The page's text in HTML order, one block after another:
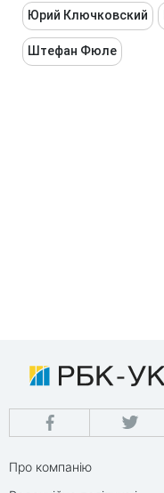
Юрий Ключковский
Штефан Фюле
Про компанію